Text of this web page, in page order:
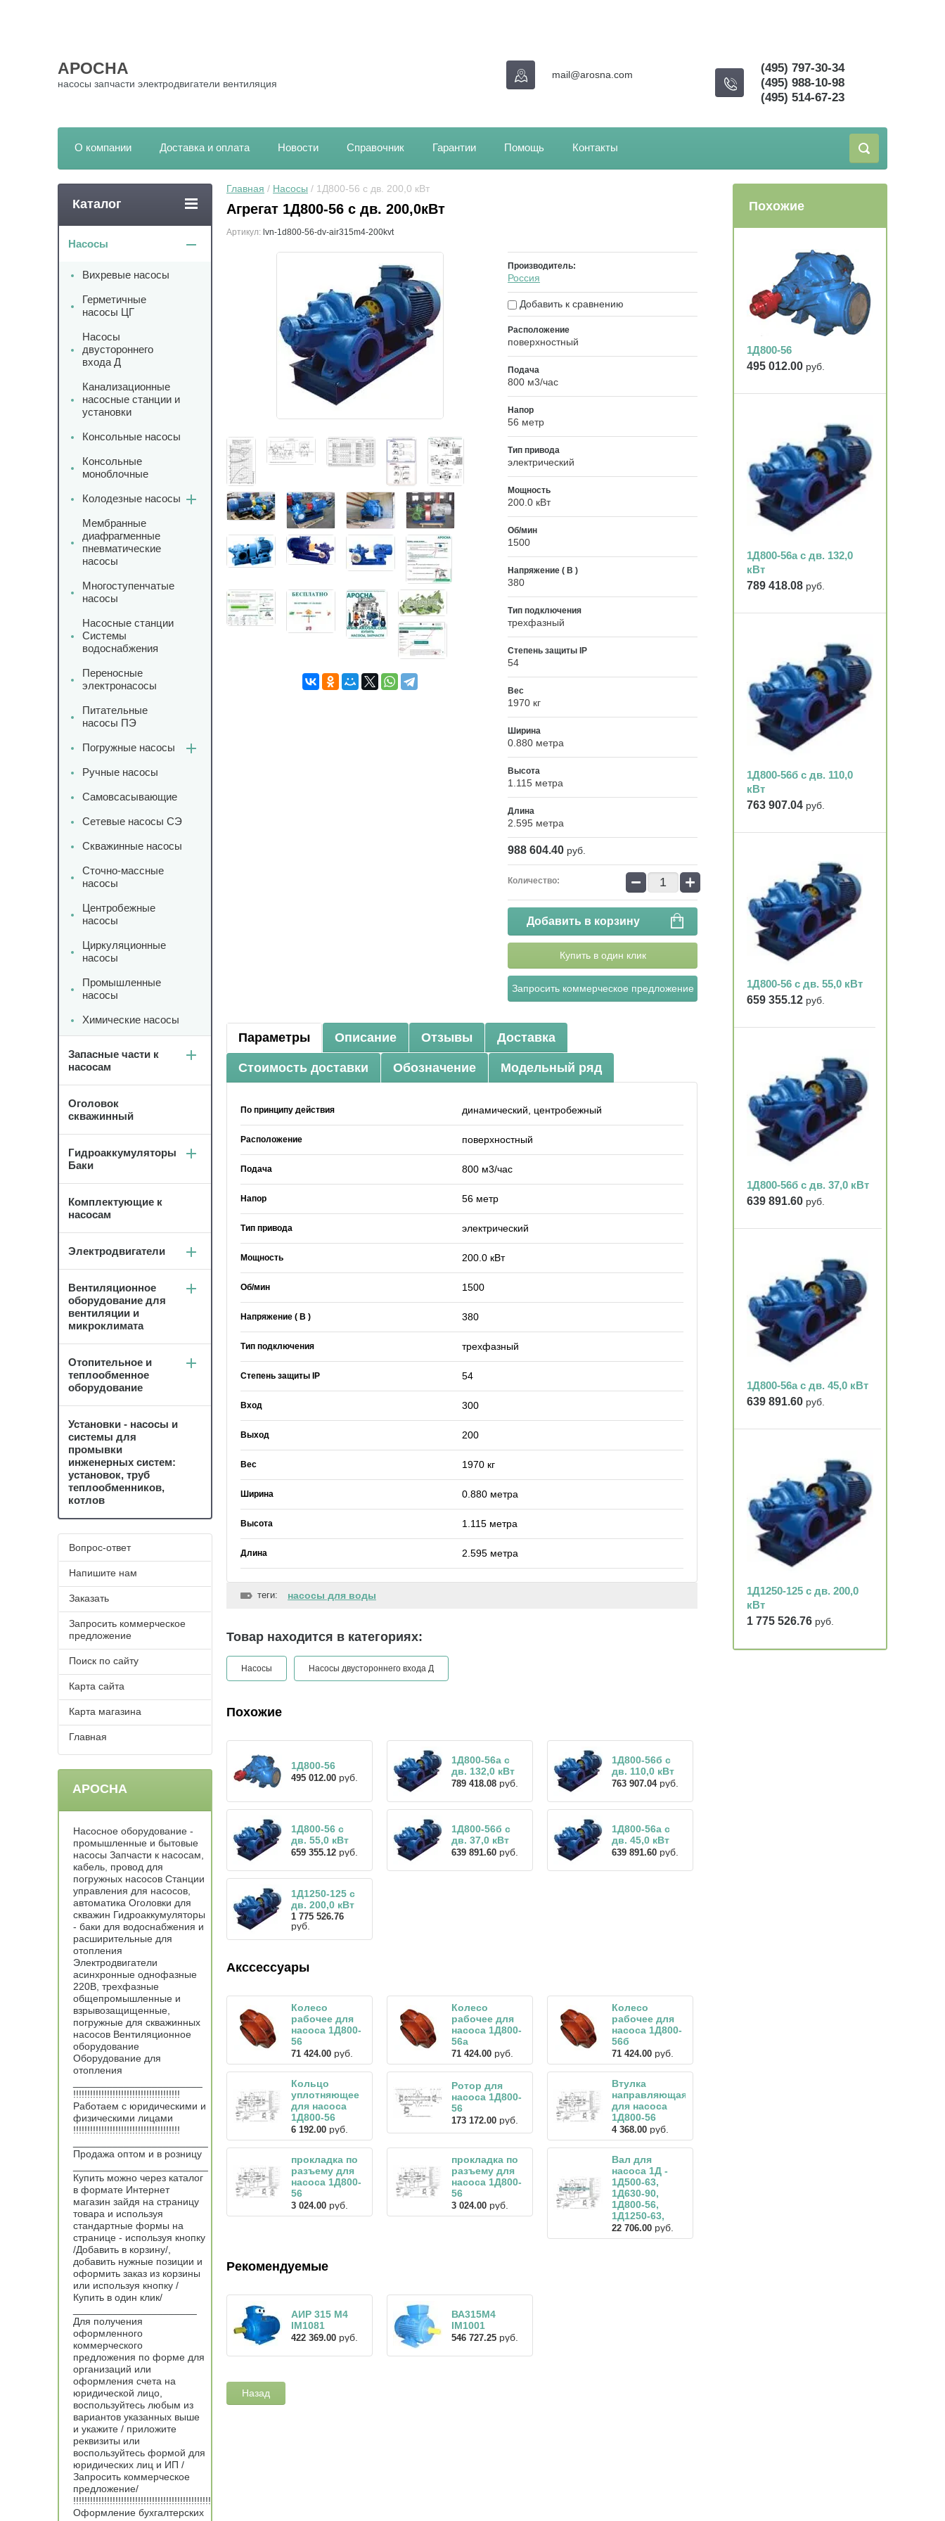
АРОСНА
насосы запчасти электродвигатели вентиляция
(495) 797-30-34
(495) 988-10-98
(495) 514-67-23
mail@arosna.com
О компании Доставка и оплата Новости Справочник Гарантии Помощь Контакты
Главная / Насосы / 1Д800-56 с дв. 200,0 кВт
Агрегат 1Д800-56 с дв. 200,0кВт
Артикул: lvn-1d800-56-dv-air315m4-200kvt
Производитель:
Россия
Добавить к сравнению
Расположение
поверхностный
Подача
800 м3/час
Напор
56 метр
Тип привода
электрический
Мощность
200.0 кВт
Об/мин
1500
Напряжение ( В )
380
Тип подключения
трехфазный
Степень защиты IP
54
Вес
1970 кг
Ширина
0.880 метра
Высота
1.115 метра
Длина
2.595 метра
988 604.40 руб.
Количество: − +
Добавить в корзину
Купить в один клик
Запросить коммерческое предложение
Параметры Описание Отзывы Доставка
Стоимость доставки Обозначение Модельный ряд
По принципу действия динамический, центробежный
Расположение поверхностный
Подача 800 м3/час
Напор 56 метр
Тип привода электрический
Мощность 200.0 кВт
Об/мин 1500
Напряжение ( В ) 380
Тип подключения трехфазный
Степень защиты IP 54
Вход 300
Выход 200
Вес 1970 кг
Ширина 0.880 метра
Высота 1.115 метра
Длина 2.595 метра
теги: насосы для воды
Товар находится в категориях:
Насосы Насосы двустороннего входа Д
Похожие
1Д800-56
495 012.00 руб.
1Д800-56а с
дв. 132,0 кВт
789 418.08 руб.
1Д800-56б с
дв. 110,0 кВт
763 907.04 руб.
1Д800-56 с
дв. 55,0 кВт
659 355.12 руб.
1Д800-56б с
дв. 37,0 кВт
639 891.60 руб.
1Д800-56а с
дв. 45,0 кВт
639 891.60 руб.
1Д1250-125 с
дв. 200,0 кВт
1 775 526.76
руб.
Акссессуары
Колесо
рабочее для
насоса 1Д800-
56
71 424.00 руб.
Колесо
рабочее для
насоса 1Д800-
56а
71 424.00 руб.
Колесо
рабочее для
насоса 1Д800-
56б
71 424.00 руб.
Кольцо
уплотняющее
для насоса
1Д800-56
6 192.00 руб.
Ротор для
насоса 1Д800-
56
173 172.00 руб.
Втулка
направляющая
для насоса
1Д800-56
4 368.00 руб.
прокладка по
разъему для
насоса 1Д800-
56
3 024.00 руб.
прокладка по
разъему для
насоса 1Д800-
56
3 024.00 руб.
Вал для
насоса 1Д -
1Д500-63,
1Д630-90,
1Д800-56,
1Д1250-63,
22 706.00 руб.
Рекомендуемые
АИР 315 M4
IM1081
422 369.00 руб.
ВА315М4
IM1001
546 727.25 руб.
Назад
Каталог
Насосы
Вихревые насосы
Герметичные
насосы ЦГ
Насосы
двустороннего
входа Д
Канализационные
насосные станции и
установки
Консольные насосы
Консольные
моноблочные
Колодезные насосы
Мембранные
диафрагменные
пневматические
насосы
Многоступенчатые
насосы
Насосные станции
Системы
водоснабжения
Переносные
электронасосы
Питательные
насосы ПЭ
Погружные насосы
Ручные насосы
Самовсасывающие
Сетевые насосы СЭ
Скважинные насосы
Сточно-массные
насосы
Центробежные
насосы
Циркуляционные
насосы
Промышленные
насосы
Химические насосы
Запасные части к
насосам
Оголовок
скважинный
Гидроаккумуляторы
Баки
Комплектующие к
насосам
Электродвигатели
Вентиляционное
оборудование для
вентиляции и
микроклимата
Отопительное и
теплообменное
оборудование
Установки - насосы и
системы для
промывки
инженерных систем:
установок, труб
теплообменников,
котлов
Вопрос-ответ
Напишите нам
Заказать
Запросить коммерческое
предложение
Поиск по сайту
Карта сайта
Карта магазина
Главная
АРОСНА
Насосное оборудование -
промышленные и бытовые
насосы Запчасти к насосам,
кабель, провод для
погружных насосов Станции
управления для насосов,
автоматика Оголовки для
скважин Гидроаккумуляторы
- баки для водоснабжения и
расширительные для
отопления
Электродвигатели
асинхронные однофазные
220В, трехфазные
общепромышленные и
взрывозащищенные,
погружные для скважинных
насосов Вентиляционное
оборудование
Оборудование для
отопления
!!!!!!!!!!!!!!!!!!!!!!!!!!!!!!!!!!!!!!
Работаем с юридическими и
физическими лицами
!!!!!!!!!!!!!!!!!!!!!!!!!!!!!!!!!!!!!!
Продажа оптом и в розницу
Купить можно через каталог
в формате Интернет
магазин зайдя на страницу
товара и используя
стандартные формы на
странице - используя кнопку
/Добавить в корзину/,
добавить нужные позиции и
оформить заказ из корзины
или используя кнопку /
Купить в один клик/
Для получения
оформленного
коммерческого
предложения по форме для
организаций или
оформления счета на
юридической лицо,
воспользуйтесь любым из
вариантов указанных выше
и укажите / приложите
реквизиты или
воспользуйтесь формой для
юридических лиц и ИП /
Запросить коммерческое
предложение/
!!!!!!!!!!!!!!!!!!!!!!!!!!!!!!!!!!!!!!!!!!!!!!!!!
Оформление бухгалтерских
Похожие
1Д800-56
495 012.00 руб.
1Д800-56а с дв. 132,0
кВт
789 418.08 руб.
1Д800-56б с дв. 110,0
кВт
763 907.04 руб.
1Д800-56 с дв. 55,0 кВт
659 355.12 руб.
1Д800-56б с дв. 37,0 кВт
639 891.60 руб.
1Д800-56а с дв. 45,0 кВт
639 891.60 руб.
1Д1250-125 с дв. 200,0
кВт
1 775 526.76 руб.